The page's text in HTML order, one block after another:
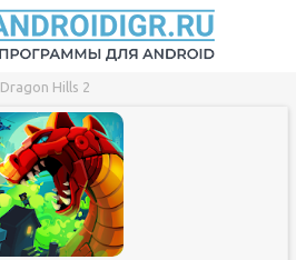
Dragon Hills 2